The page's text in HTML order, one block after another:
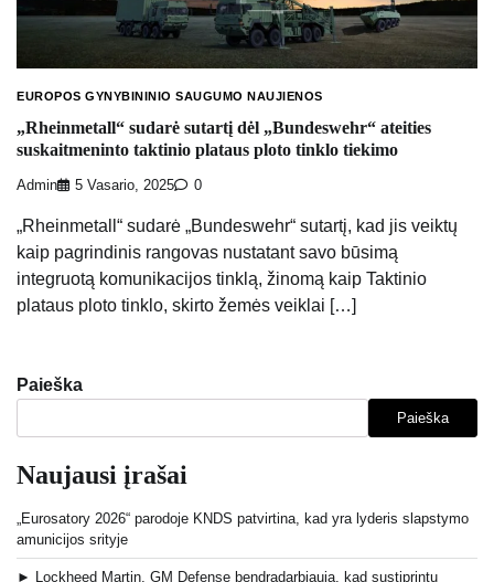
EUROPOS GYNYBININIO SAUGUMO NAUJIENOS
„Rheinmetall“ sudarė sutartį dėl „Bundeswehr“ ateities
suskaitmeninto taktinio plataus ploto tinklo tiekimo
Admin 5 Vasario, 2025 0
„Rheinmetall“ sudarė „Bundeswehr“ sutartį, kad jis veiktų
kaip pagrindinis rangovas nustatant savo būsimą
integruotą komunikacijos tinklą, žinomą kaip Taktinio
plataus ploto tinklo, skirto žemės veiklai […]
Paieška
Paieška
Naujausi įrašai
„Eurosatory 2026“ parodoje KNDS patvirtina, kad yra lyderis slapstymo
amunicijos srityje
► Lockheed Martin, GM Defense bendradarbiauja, kad sustiprintų